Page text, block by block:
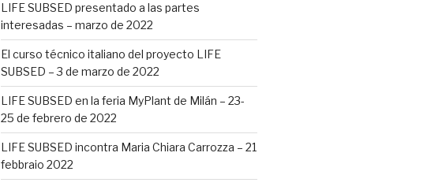
LIFE SUBSED presentado a las partes
interesadas – marzo de 2022
El curso técnico italiano del proyecto LIFE
SUBSED – 3 de marzo de 2022
LIFE SUBSED en la feria MyPlant de Milán – 23-
25 de febrero de 2022
LIFE SUBSED incontra Maria Chiara Carrozza – 21
febbraio 2022